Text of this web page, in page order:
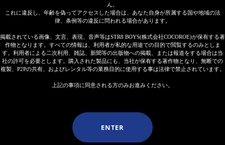
ん。
これに違反し、年齢を偽ってアクセスした場合は、あなた自身が所属する国や地域の法
律、条例等の違反に問われる場合があります。
掲載されている画像、文言、表現、音声等はSTR8 BOYS(株式会社COCOROE)が保有する著
作物となります。すべての情報は、利用者が私的な用途での目的で閲覧するのみとしま
す。利用者による二次利用、雑誌、新聞等の出版物への掲載、または報道をする場合は当
社の許可を必要とします。購入された製品にも、当社が保有する著作物となり、無断での
複製、P2Pの共有、およびレンタル等の業務目的に使用する事は法律で禁止されています。
上記の事項に同意される方のみお進みください。
ENTER